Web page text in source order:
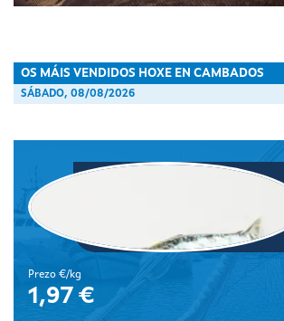
OS MÁIS VENDIDOS HOXE EN CAMBADOS
SÁBADO, 08/08/2026
Prezo €/kg
1,97 €